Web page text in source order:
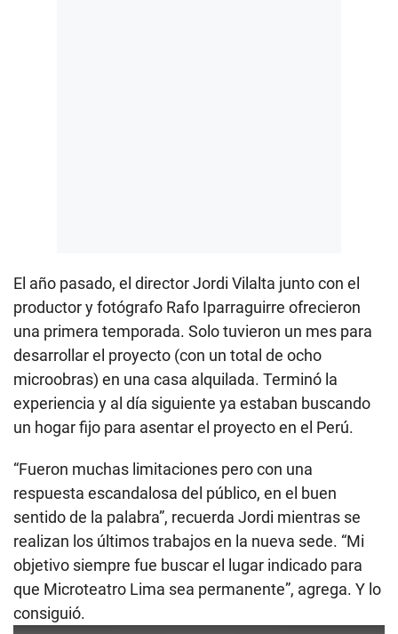
El año pasado, el director Jordi Vilalta junto con el
productor y fotógrafo Rafo Iparraguirre ofrecieron
una primera temporada. Solo tuvieron un mes para
desarrollar el proyecto (con un total de ocho
microobras) en una casa alquilada. Terminó la
experiencia y al día siguiente ya estaban buscando
un hogar fijo para asentar el proyecto en el Perú.
“Fueron muchas limitaciones pero con una
respuesta escandalosa del público, en el buen
sentido de la palabra”, recuerda Jordi mientras se
realizan los últimos trabajos en la nueva sede. “Mi
objetivo siempre fue buscar el lugar indicado para
que Microteatro Lima sea permanente”, agrega. Y lo
consiguió.